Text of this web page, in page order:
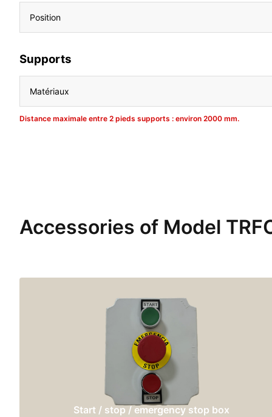
Position
Supports
Matériaux
Distance maximale entre 2 pieds supports : environ 2000 mm.
Accessories of Model
Start / stop / emergency stop box